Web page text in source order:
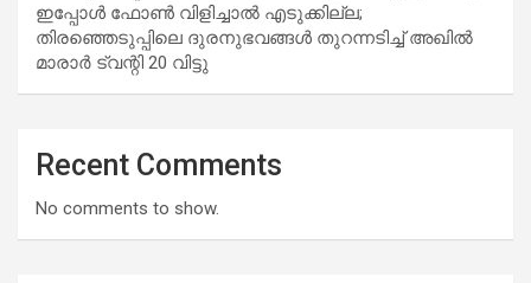
ഇപ്പോള്‍ ഫോണ്‍ വിളിച്ചാല്‍ എടുക്കില്ല;
തിരഞ്ഞെടുപ്പിലെ ദുരനുഭവങ്ങള്‍ തുറന്നടിച്ച് അഖില്‍
മാരാര്‍ ട്വന്റി 20 വിട്ടു
Recent Comments
No comments to show.